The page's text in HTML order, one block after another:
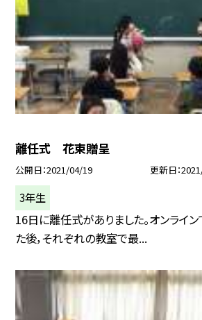
離任式 花束贈呈
公開日 2021/04/19 更新日
3年生
16日に離任式がありました。オンライ
た後，それぞれの教室で最...